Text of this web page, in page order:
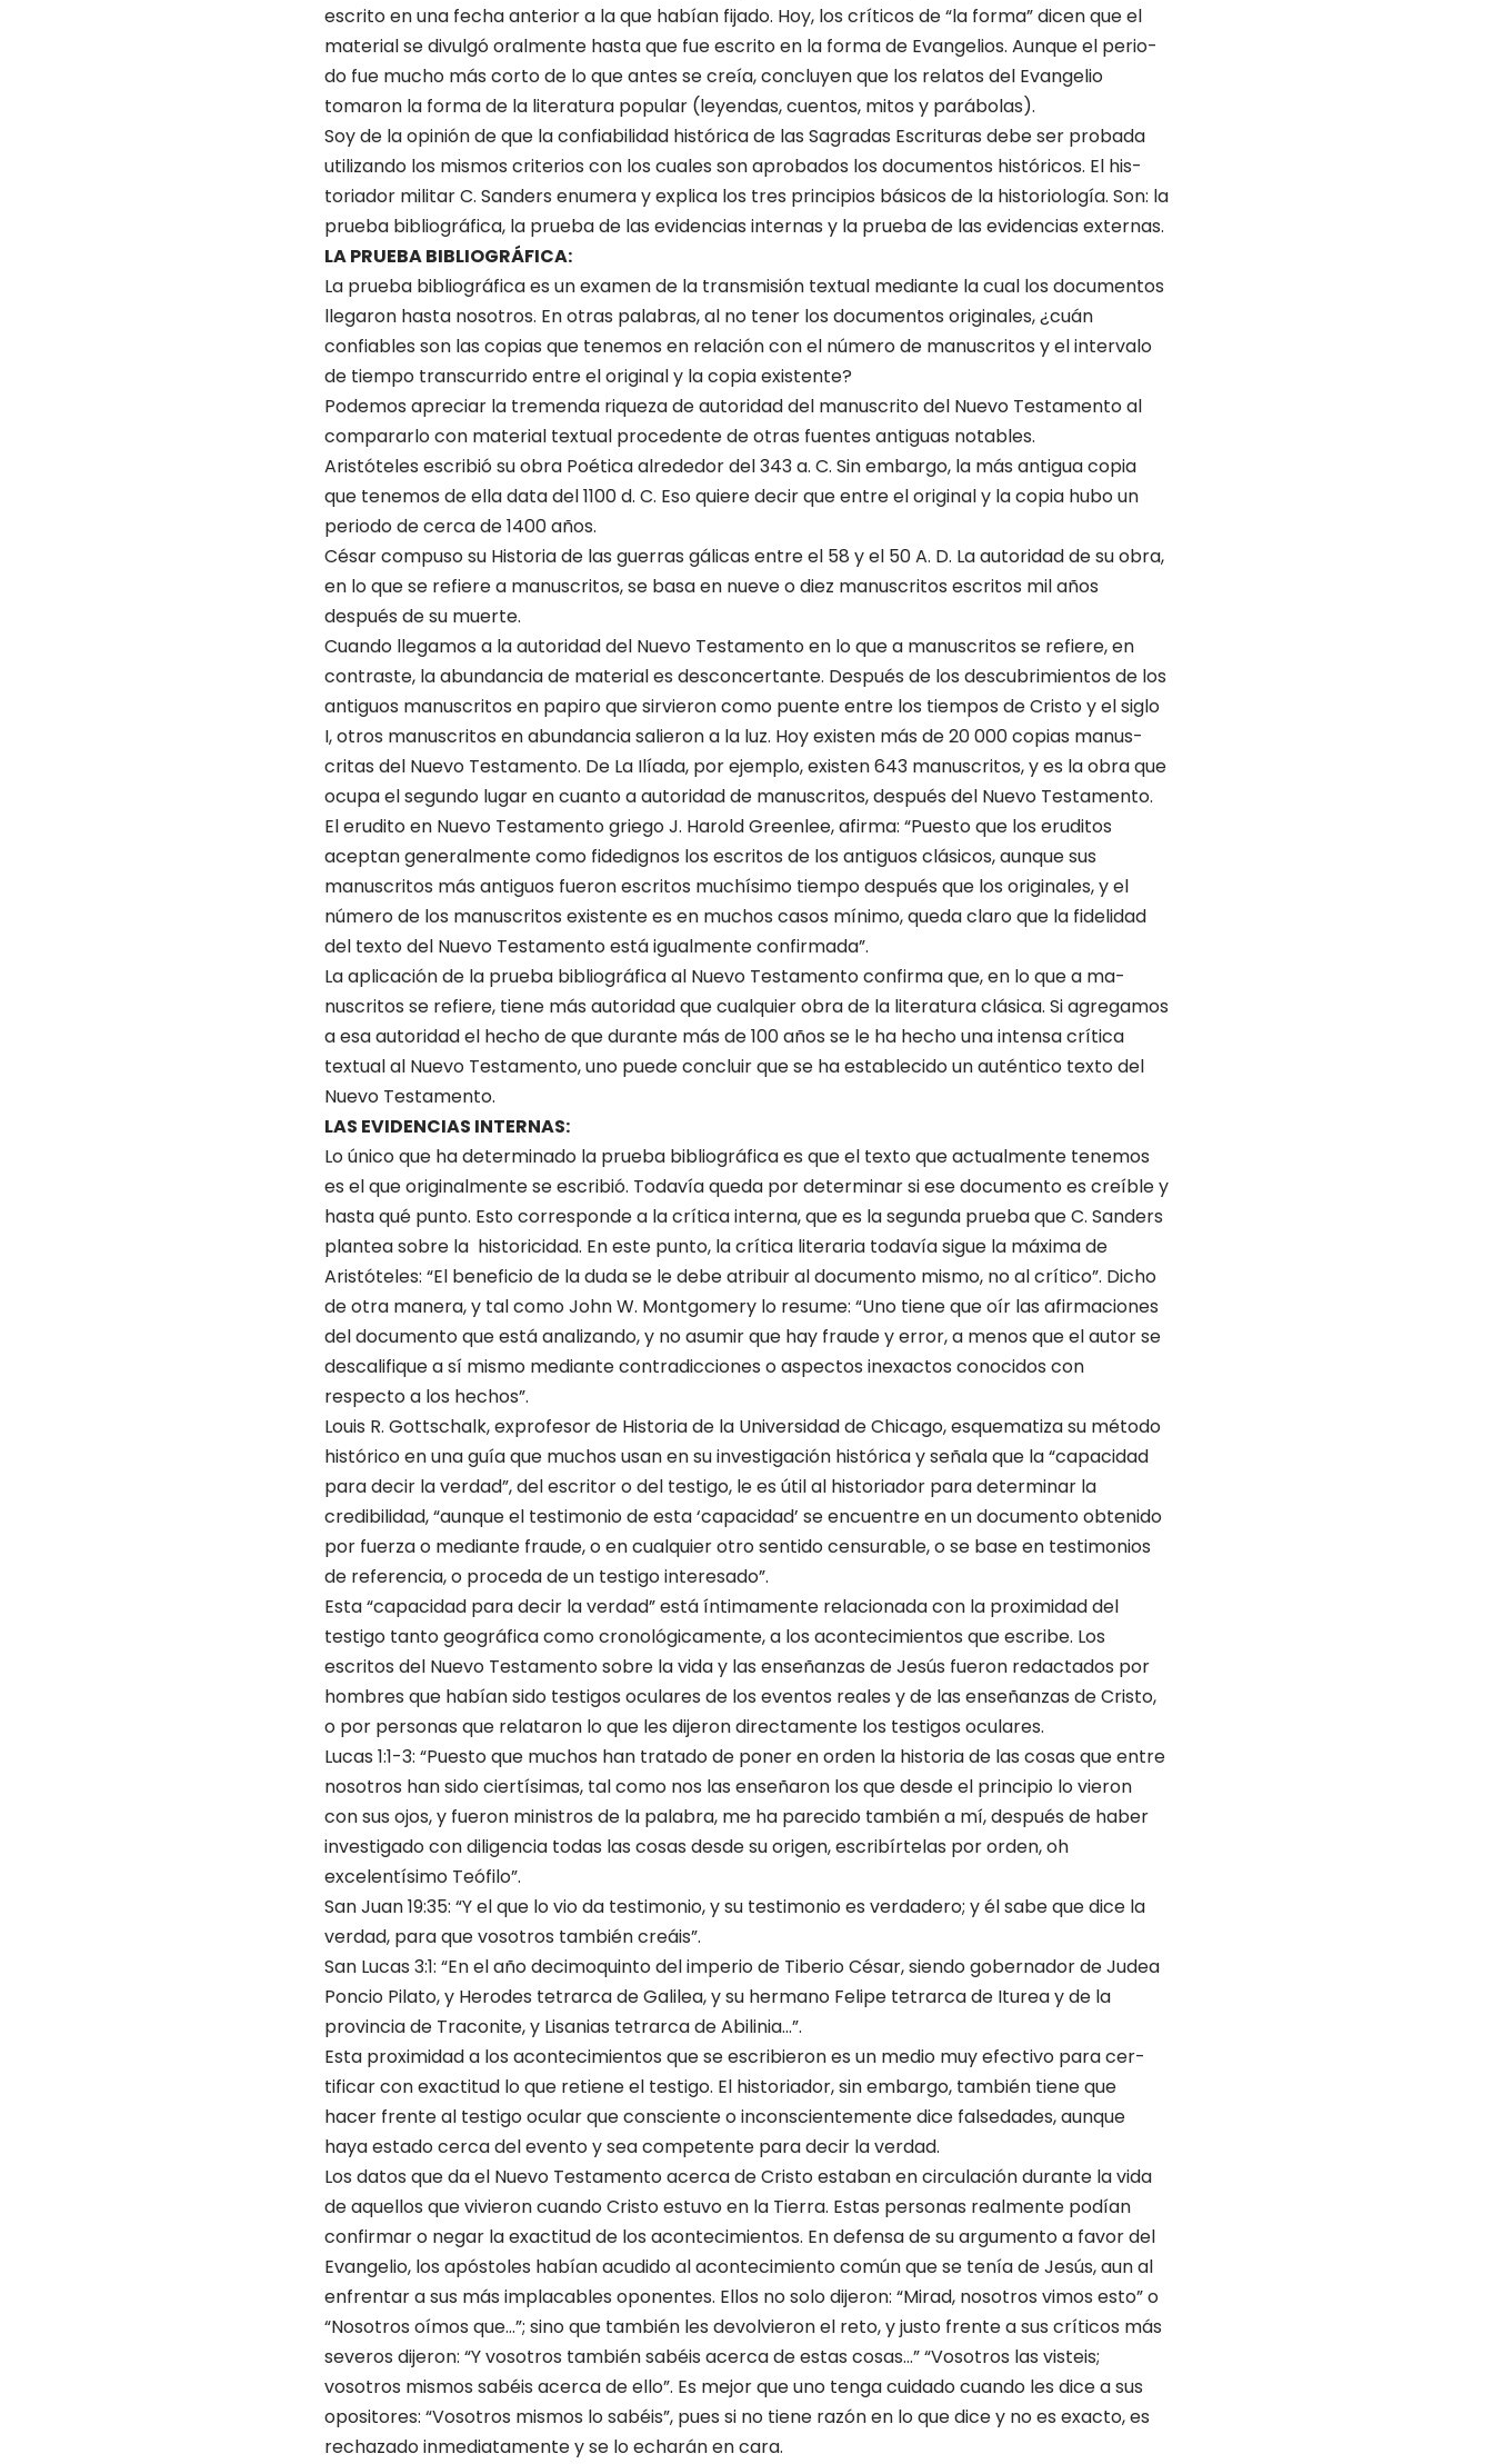
escrito en una fecha anterior a la que habían fijado. Hoy, los críticos de “la forma” dicen que el
material se divulgó oralmente hasta que fue es­crito en la forma de Evangelios. Aunque el perio­
do fue mucho más corto de lo que antes se creía, concluyen que los relatos del Evangelio
tomaron la forma de la literatura popular (leyendas, cuen­tos, mitos y parábolas).
Soy de la opinión de que la confiabilidad his­tórica de las Sagradas Escrituras debe ser proba­da
utilizando los mismos criterios con los cuales son aprobados los documentos históricos. El his­
toriador militar C. Sanders enumera y explica los tres principios básicos de la historiología. Son: la
prueba bibliográfica, la prueba de las evidencias internas y la prueba de las evidencias externas.
LA PRUEBA BIBLIOGRÁFICA:
La prueba bibliográfica es un examen de la trans­misión textual mediante la cual los documentos
llegaron hasta nosotros. En otras palabras, al no tener los documentos originales, ¿cuán
confiables son las copias que tenemos en relación con el número de manuscritos y el intervalo
de tiempo transcurrido entre el original y la copia existente?
Podemos apreciar la tremenda riqueza de au­toridad del manuscrito del Nuevo Testamento al
compararlo con material textual procedente de otras fuentes antiguas notables.
Aristóteles escribió su obra Poética alrede­dor del 343 a. C. Sin embargo, la más antigua copia
que tenemos de ella data del 1100 d. C. Eso quiere decir que entre el original y la copia hubo un
periodo de cerca de 1400 años.
César compuso su Historia de las guerras gálicas entre el 58 y el 50 A. D. La autoridad de su obra,
en lo que se refiere a manuscritos, se basa en nueve o diez manuscritos escritos mil años
después de su muerte.
Cuando llegamos a la autoridad del Nuevo Testamento en lo que a manuscritos se refiere, en
contraste, la abundancia de material es des­concertante. Después de los descubrimientos de los
antiguos manuscritos en papiro que sirvieron como puente entre los tiempos de Cristo y el si­glo
I, otros manuscritos en abundancia salieron a la luz. Hoy existen más de 20 000 copias manus­
critas del Nuevo Testamento. De La Ilíada, por ejemplo, existen 643 manuscritos, y es la obra que
ocupa el segundo lugar en cuanto a autoridad de manuscritos, después del Nuevo Testamento.
El erudito en Nuevo Testamento griego J. Ha­rold Greenlee, afirma: “Puesto que los eruditos
aceptan generalmente como fidedignos los escri­tos de los antiguos clásicos, aunque sus
manus­critos más antiguos fueron escritos muchísimo tiempo después que los originales, y el
número de los manuscritos existente es en muchos casos mínimo, queda claro que la fidelidad
del texto del Nuevo Testamento está igualmente confirmada”.
La aplicación de la prueba bibliográfica al Nuevo Testamento confirma que, en lo que a ma­
nuscritos se refiere, tiene más autoridad que cual­quier obra de la literatura clásica. Si agregamos
a esa autoridad el hecho de que durante más de 100 años se le ha hecho una intensa crítica
textual al Nuevo Testamento, uno puede concluir que se ha establecido un auténtico texto del
Nuevo Tes­tamento.
LAS EVIDENCIAS INTERNAS:
Lo único que ha determinado la prueba biblio­gráfica es que el texto que actualmente tenemos
es el que originalmente se escribió. Todavía que­da por determinar si ese documento es creíble y
hasta qué punto. Esto corresponde a la crítica interna, que es la segunda prueba que C. Sanders
plantea sobre la historicidad. En este punto, la crítica literaria todavía si­gue la máxima de
Aristóteles: “El beneficio de la duda se le debe atribuir al documento mismo, no al crítico”. Dicho
de otra manera, y tal como John W. Montgomery lo resume: “Uno tiene que oír las afirmaciones
del documento que está analizando, y no asumir que hay fraude y error, a menos que el autor se
descalifique a sí mismo mediante contradicciones o aspectos inexactos conocidos con
respecto a los hechos”.
Louis R. Gottschalk, exprofesor de Historia de la Universidad de Chicago, esquematiza su método
histórico en una guía que muchos usan en su investigación histórica y señala que la “ca­pacidad
para decir la verdad”, del escritor o del testigo, le es útil al historiador para determinar la
credibilidad, “aunque el testimonio de esta ‘ca­pacidad’ se encuentre en un documento obtenido
por fuerza o mediante fraude, o en cualquier otro sentido censurable, o se base en testimonios
de referencia, o proceda de un testigo interesado”.
Esta “capacidad para decir la verdad” está íntimamente relacionada con la proximidad del
testigo tanto geográfica como cronológicamente, a los acontecimientos que escribe. Los
escritos del Nuevo Testamento sobre la vida y las enseñan­zas de Jesús fueron redactados por
hombres que habían sido testigos oculares de los eventos rea­les y de las enseñanzas de Cristo,
o por personas que relataron lo que les dijeron directamente los testigos oculares.
Lucas 1:1-3: “Puesto que muchos han tratado de poner en orden la historia de las cosas que en­tre
nosotros han sido ciertísimas, tal como nos las enseñaron los que desde el principio lo vieron
con sus ojos, y fueron ministros de la palabra, me ha parecido también a mí, después de haber
investiga­do con diligencia todas las cosas desde su origen, escribírtelas por orden, oh
excelentísimo Teófilo”.
San Juan 19:35: “Y el que lo vio da testimo­nio, y su testimonio es verdadero; y él sabe que dice la
verdad, para que vosotros también creáis”.
San Lucas 3:1: “En el año decimoquinto del imperio de Tiberio César, siendo gobernador de Judea
Poncio Pilato, y Herodes tetrarca de Gali­lea, y su hermano Felipe tetrarca de Iturea y de la
provincia de Traconite, y Lisanias tetrarca de Abilinia…”.
Esta proximidad a los acontecimientos que se escribieron es un medio muy efectivo para cer­
tificar con exactitud lo que retiene el testigo. El historiador, sin embargo, también tiene que
hacer frente al testigo ocular que consciente o incons­cientemente dice falsedades, aunque
haya estado cerca del evento y sea competente para decir la verdad.
Los datos que da el Nuevo Testamento acerca de Cristo estaban en circulación durante la vida
de aquellos que vivieron cuando Cristo estuvo en la Tierra. Estas personas realmente podían
confirmar o negar la exactitud de los aconteci­mientos. En defensa de su argumento a favor del
Evangelio, los apóstoles habían acudido al acon­tecimiento común que se tenía de Jesús, aun al
enfrentar a sus más implacables oponentes. Ellos no solo dijeron: “Mirad, nosotros vimos esto” o
“Nosotros oímos que…”; sino que también les devolvieron el reto, y justo frente a sus críticos más
severos dijeron: “Y vosotros también sabéis acerca de estas cosas…” “Vosotros las visteis;
vosotros mismos sabéis acerca de ello”. Es mejor que uno tenga cuidado cuando les dice a sus
opo­sitores: “Vosotros mismos lo sabéis”, pues si no tiene razón en lo que dice y no es exacto, es
re­chazado inmediatamente y se lo echarán en cara.